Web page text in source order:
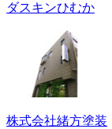
ダスキンひむか
株式会社緒方塗装